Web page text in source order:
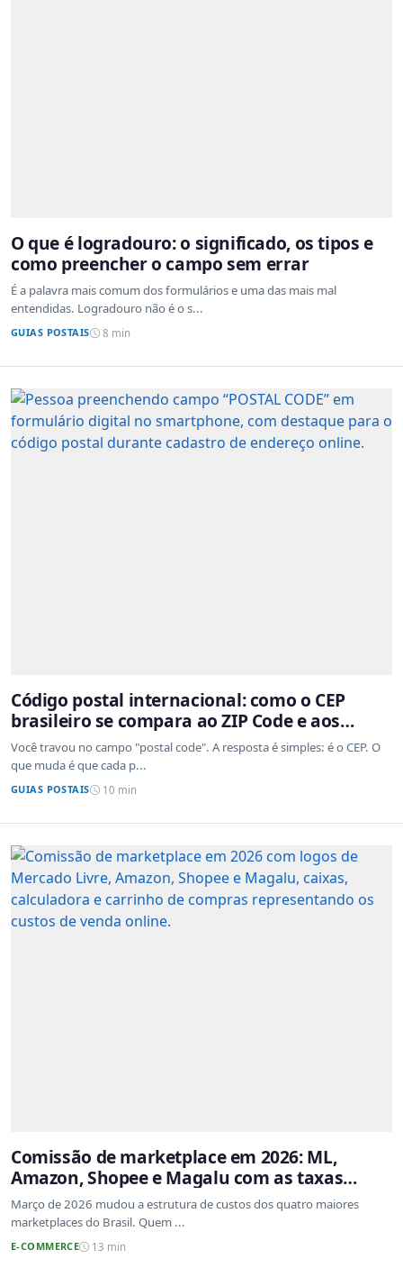
O que é logradouro: o significado, os tipos e
como preencher o campo sem errar
É a palavra mais comum dos formulários e uma das mais mal
entendidas. Logradouro não é o s...
GUIAS POSTAIS 8 min
Código postal internacional: como o CEP
brasileiro se compara ao ZIP Code e aos
sistemas de outros países
Você travou no campo "postal code". A resposta é simples: é o CEP. O
que muda é que cada p...
GUIAS POSTAIS 10 min
Comissão de marketplace em 2026: ML,
Amazon, Shopee e Magalu com as taxas
atualizadas
Março de 2026 mudou a estrutura de custos dos quatro maiores
marketplaces do Brasil. Quem ...
E-COMMERCE 13 min